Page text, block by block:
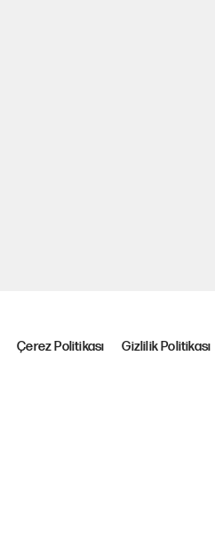
Çerez Politikası Gizlilik Politikası